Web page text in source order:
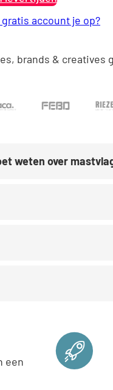
account je op?
brands &
weten over
een